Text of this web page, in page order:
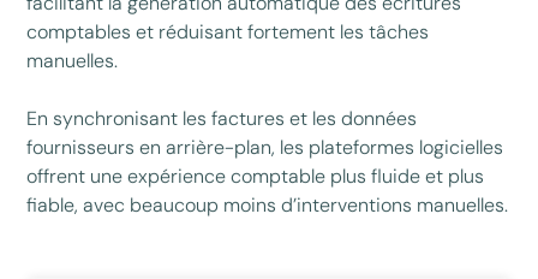
comptables et réduisant fortement les tâches
manuelles.
En synchronisant les factures et les données
fournisseurs en arrière-plan, les plateformes logicielles
offrent une expérience comptable plus fluide et plus
fiable, avec beaucoup moins d’interventions manuelles.